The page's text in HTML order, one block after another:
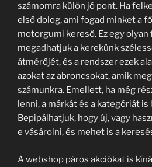
számomra külön jó pont. Ha
első dolog, ami fogad minket a
motorgumi kereső. Ez egy olyan
megadhatjuk a kerekünk
átmérőjét, és a rendszer ezek
azokat az abroncsokat, amik
számunkra. Emellett, ha még
lenni, a márkát és a kategóriát
Bepipálhatjuk, hogy új, vagy
e vásárolni, és mehet is a
A webshop páros akciókat is